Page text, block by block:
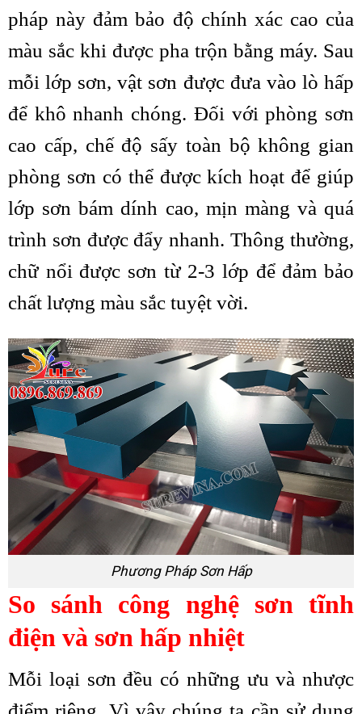
pháp này đảm bảo độ chính xác cao của
màu sắc khi được pha trộn bằng máy. Sau
mỗi lớp sơn, vật sơn được đưa vào lò hấp
để khô nhanh chóng. Đối với phòng sơn
cao cấp, chế độ sấy toàn bộ không gian
phòng sơn có thể được kích hoạt để giúp
lớp sơn bám dính cao, mịn màng và quá
trình sơn được đẩy nhanh. Thông thường,
chữ nổi được sơn từ 2-3 lớp để đảm bảo
chất lượng màu sắc tuyệt vời.
Phương Pháp Sơn Hấp
So sánh công nghệ sơn tĩnh
điện và sơn hấp nhiệt
Mỗi loại sơn đều có những ưu và nhược